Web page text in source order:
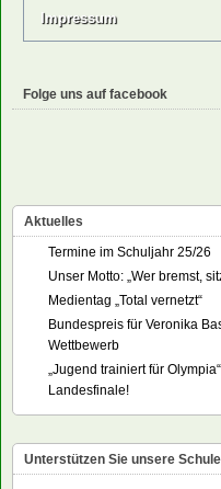
Impressum
Folge uns auf facebook
Aktuelles
Termine im Schuljahr 25/26
Unser Motto: „Wer bremst,
Medientag „Total vernetzt“
Bundespreis für Veronika
Wettbewerb
„Jugend trainiert für
Landesfinale!
Unterstützen Sie unsere